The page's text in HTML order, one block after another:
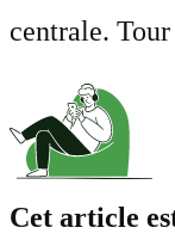
centrale.
Cet article